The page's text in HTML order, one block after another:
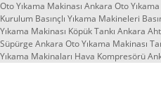
Oto Yıkama Makinası Ankara Oto
Kurulum Basınçlı Yıkama Makineleri
Yıkama Makinası Köpük Tankı Ankara
Süpürge Ankara Oto Yıkama Makinası
Yıkama Makinaları Hava Kompresörü